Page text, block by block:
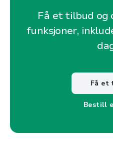
Få et tilbud og
funksjoner,
Få et
Bestill